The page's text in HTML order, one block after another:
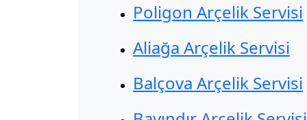
Poligon Arçelik Servisi
Aliağa Arçelik Servisi
Balçova Arçelik Servisi